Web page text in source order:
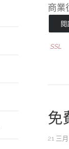
商業
閱
SSL
免
21 三